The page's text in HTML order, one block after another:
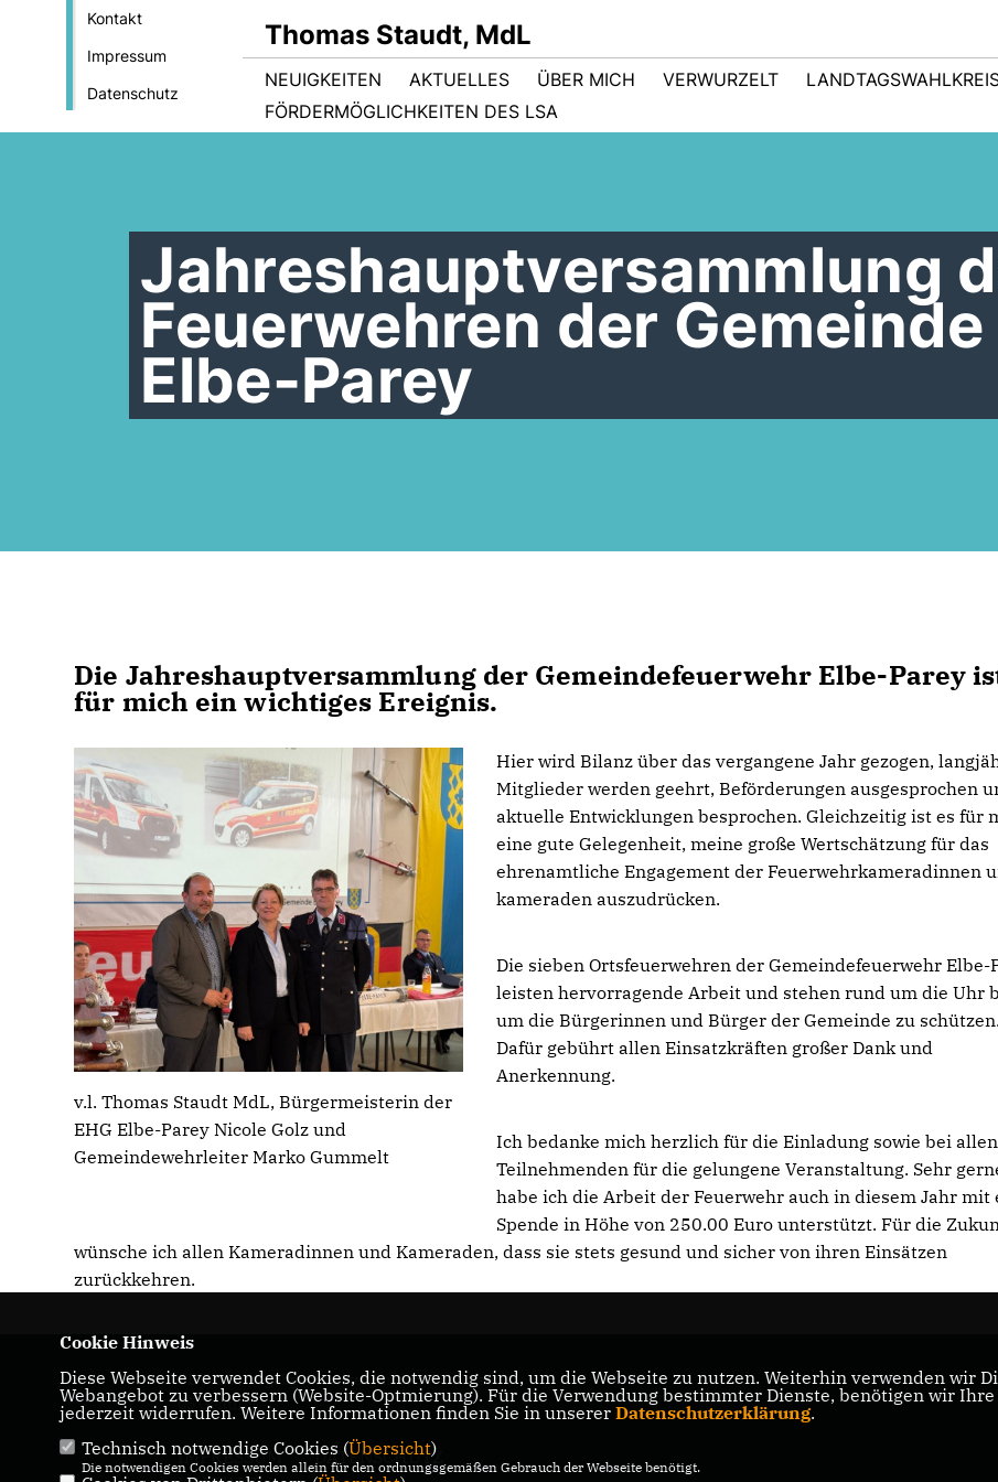
Kontakt
Impressum
Datenschutz
Thomas Staudt, MdL
NEUIGKEITEN AKTUELLES ÜBER MICH VERWURZELT
FÖRDERMÖGLICHKEITEN DES LSA
Jahreshauptversammlung
Feuerwehren der Gemeinde
Elbe-Parey
Die Jahreshauptversammlung der Gemeindefeuerwehr Elbe-Parey
für mich ein wichtiges Ereignis.
v.l. Thomas Staudt MdL, Bürgermeisterin der
EHG Elbe-Parey Nicole Golz und
Gemeindewehrleiter Marko Gummelt
Hier wird Bilanz über das vergangene Jahr gezogen,
Mitglieder werden geehrt, Beförderungen ausgesprochen
aktuelle Entwicklungen besprochen. Gleichzeitig ist es für
eine gute Gelegenheit, meine große Wertschätzung für das
ehrenamtliche Engagement der Feuerwehrkameradinnen
kameraden auszudrücken.
Die sieben Ortsfeuerwehren der Gemeindefeuerwehr Elbe-
leisten hervorragende Arbeit und stehen rund um die Uhr
um die Bürgerinnen und Bürger der Gemeinde zu schützen.
Dafür gebührt allen Einsatzkräften großer Dank und
Anerkennung.
Ich bedanke mich herzlich für die Einladung sowie bei allen
Teilnehmenden für die gelungene Veranstaltung. Sehr
habe ich die Arbeit der Feuerwehr auch in diesem Jahr mit
Spende in Höhe von 250.00 Euro unterstützt. Für die
wünsche ich allen Kameradinnen und Kameraden, dass sie stets gesund und sicher von ihren Einsätzen
zurückkehren.
CDU-Landtagabgeordneter für den Wahlkreis
05 Genthin
IMPRESSUM
DATENSCHUTZ
Cookie Hinweis
Diese Webseite verwendet Cookies, die notwendig sind, um die Webseite zu nutzen. Weiterhin verwenden wir
Webangebot zu verbessern (Website-Optmierung). Für die Verwendung bestimmter Dienste, benötigen wir
jederzeit widerrufen. Weitere Informationen finden Sie in unserer Datenschutzerklärung.
Technisch notwendige Cookies (Übersicht)
Die notwendigen Cookies werden allein für den ordnungsgemäßen Gebrauch der Webseite benötigt.